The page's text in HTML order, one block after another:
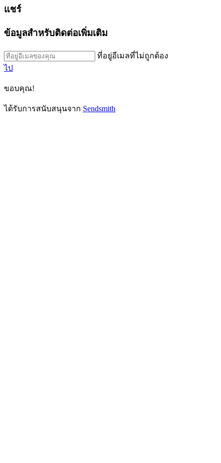
แชร์
ข้อมูลสำหรับติดต่อเพิ่มเติม
ที่อยู่อีเมลที่ไม่ถูกต้อง
ไป
ขอบคุณ!
ได้รับการสนับสนุนจาก Sendsmith